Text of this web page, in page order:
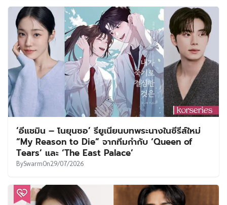
‘อีแชมิน – โนยุนซอ’ รียูเนียนบทพระนางในซีรีส์ใหม่
“My Reason to Die” จากทีมกำกับ ‘Queen of
Tears’ และ ‘The East Palace’
BySwarmOn29/07/2026